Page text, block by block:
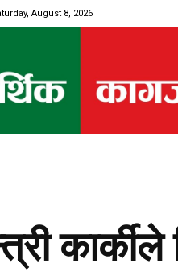
August 8, 2026